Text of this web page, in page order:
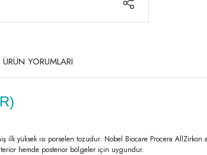
ÜRÜN YORUMLARI
yüksek ısı porselen tozudur. Nobel Biocare Procera AllZirkon
hemde posterior bölgeler için uygundur.